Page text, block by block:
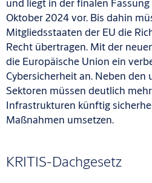
und liegt in der finalen
Oktober 2024 vor. Bis dahin
Mitgliedsstaaten der EU die
Recht übertragen. Mit der
die Europäische Union ein
Cybersicherheit an. Neben
Sektoren müssen deutlich
Infrastrukturen künftig
Maßnahmen umsetzen.
KRITIS-Dachgesetz